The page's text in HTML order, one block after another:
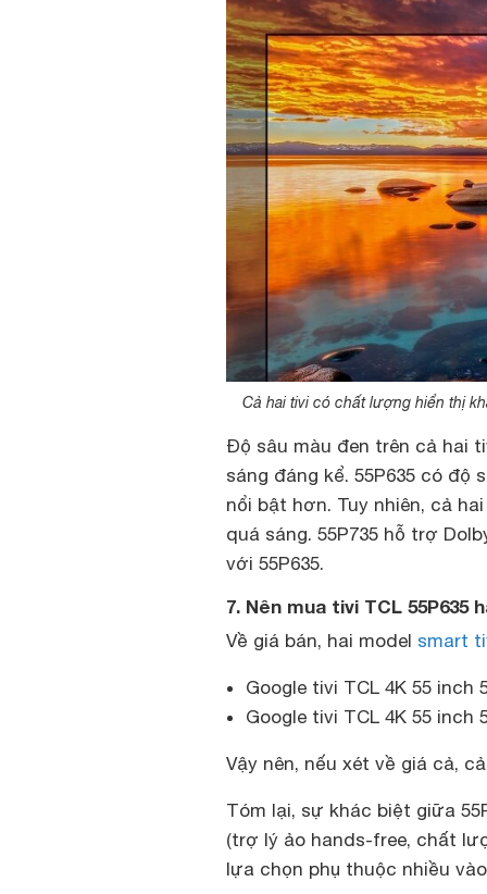
Cả hai tivi có chất lượng hiển thị
Độ sâu màu đen trên cả hai
sáng đáng kể. 55P635 có độ
nổi bật hơn. Tuy nhiên, cả
quá sáng. 55P735 hỗ trợ
với 55P635.
7. Nên mua tivi TCL 55P635
Về giá bán, hai model smart
Google tivi TCL 4K 55 inch
Google tivi TCL 4K 55 inch
Vậy nên, nếu xét về giá cả,
Tóm lại, sự khác biệt giữa
(trợ lý ảo hands-free, chất
lựa chọn phụ thuộc nhiều